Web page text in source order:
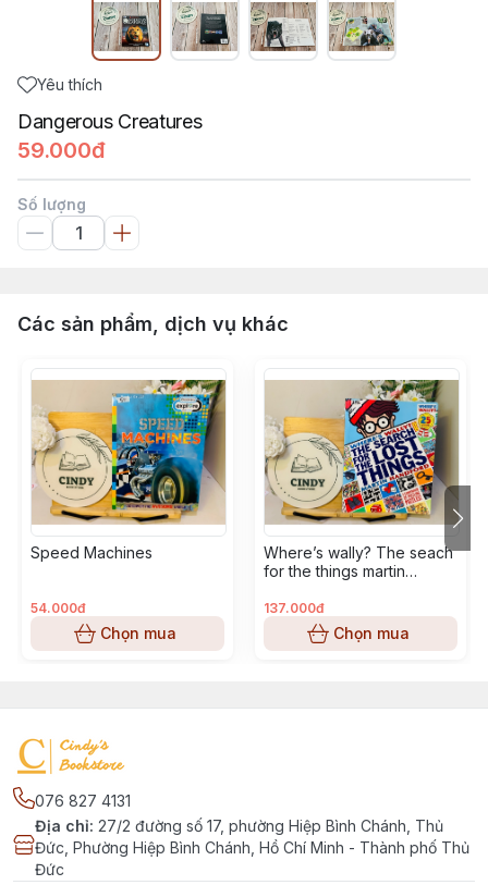
Yêu thích
Dangerous Creatures
59.000đ
Số lượng
Các sản phẩm, dịch vụ khác
Speed Machines
54.000đ
Chọn mua
Where’s wally? The seach
for the things martin
137.000đ
Chọn mua
076 827 4131
Địa chỉ: 27/2 đường số 17, phường Hiệp Bình Chánh, Thủ
Đức, Phường Hiệp Bình Chánh, Hồ Chí Minh - Thành phố Thủ
Đức